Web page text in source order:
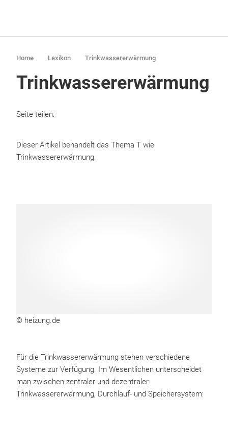
Home Lexikon Trinkwassererwärmung
Trinkwassererwärmung
Seite teilen:
Dieser Artikel behandelt das Thema T wie
Trinkwassererwärmung.
© heizung.de
Für die Trinkwassererwärmung stehen verschiedene
Systeme zur Verfügung. Im Wesentlichen unterscheidet
man zwischen zentraler und dezentraler
Trinkwassererwärmung, Durchlauf- und Speichersystem: